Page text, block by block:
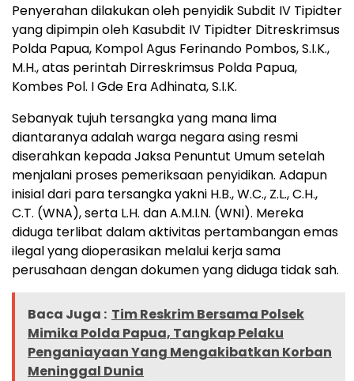
Penyerahan dilakukan oleh penyidik Subdit IV Tipidter
yang dipimpin oleh Kasubdit IV Tipidter Ditreskrimsus
Polda Papua, Kompol Agus Ferinando Pombos, S.I.K.,
M.H., atas perintah Dirreskrimsus Polda Papua,
Kombes Pol. I Gde Era Adhinata, S.I.K.
Sebanyak tujuh tersangka yang mana lima
diantaranya adalah warga negara asing resmi
diserahkan kepada Jaksa Penuntut Umum setelah
menjalani proses pemeriksaan penyidikan. Adapun
inisial dari para tersangka yakni H.B., W.C., Z.L., C.H.,
C.T. (WNA), serta L.H. dan A.M.I.N. (WNI). Mereka
diduga terlibat dalam aktivitas pertambangan emas
ilegal yang dioperasikan melalui kerja sama
perusahaan dengan dokumen yang diduga tidak sah.
Baca Juga : Tim Reskrim Bersama Polsek
Mimika Polda Papua, Tangkap Pelaku
Penganiayaan Yang Mengakibatkan Korban
Meninggal Dunia